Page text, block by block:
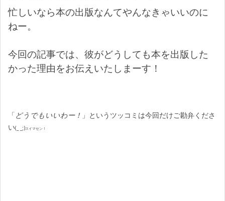
忙しいなら本の出版なんてやんなきゃいいのに
ねー。
今回の記事では、彼がどうしても本を出版した
かった理由をお伝えいたしまーす！
「どうでもいいわー！ 」というツッコミは今回だけご勘弁くださ
い(_ _;)スイマセン！